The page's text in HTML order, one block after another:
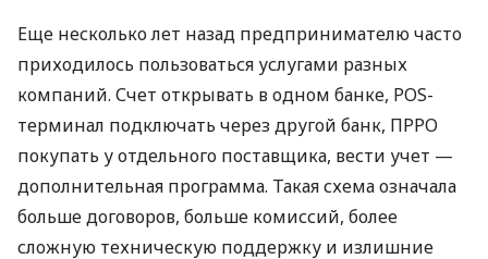
Еще несколько лет назад предпринимателю часто
приходилось пользоваться услугами разных
компаний. Счет открывать в одном банке, POS-
терминал подключать через другой банк, ПРРО
покупать у отдельного поставщика, вести учет —
дополнительная программа. Такая схема означала
больше договоров, больше комиссий, более
сложную техническую поддержку и излишние